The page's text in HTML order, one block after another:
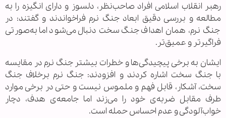
رهبر انقلاب اسلامی افراد صاحب‌نظر، دلسوز و دارای انگیزه را به
مطالعه و بررسی دقیق ابعاد جنگ نرم فراخواندند و گفتند: در
جنگ نرم، همان اهداف جنگ سخت دنبال می‌شود اما به‌صورتی
فراگیرتر و عمیق‌تر.
ایشان به برخی پیچیدگی‌ها و خطرات بیشتر جنگ نرم در مقایسه
با جنگ سخت اشاره کردند و افزودند: جنگ نرم برخلاف جنگ
سخت، آشکار، قابل فهم و ملموس نیست و حتی در برخی موارد
طرف مقابل ضربه‌ی خود را می‌زند اما جامعه‌ی هدف، دچار
خواب‌آلودگی و عدم احساس حمله است.